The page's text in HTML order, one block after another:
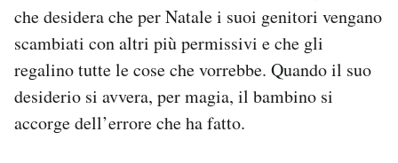
che desidera che per Natale i suoi genitori vengano
scambiati con altri più permissivi e che gli
regalino tutte le cose che vorrebbe. Quando il suo
desiderio si avvera, per magia, il bambino si
accorge dell’errore che ha fatto.